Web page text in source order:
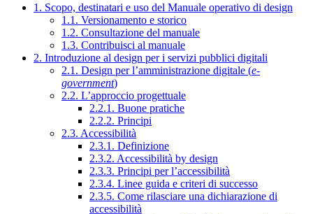
1. Scopo, destinatari e uso del Manuale operativo di design
1.1. Versionamento e storico
1.2. Consultazione del manuale
1.3. Contribuisci al manuale
2. Introduzione al design per i servizi pubblici digitali
2.1. Design per l’amministrazione digitale (e-
government)
2.2. L’approccio progettuale
2.2.1. Buone pratiche
2.2.2. Principi
2.3. Accessibilità
2.3.1. Definizione
2.3.2. Accessibilità by design
2.3.3. Principi per l’accessibilità
2.3.4. Linee guida e criteri di successo
2.3.5. Come rilasciare una dichiarazione di
accessibilità